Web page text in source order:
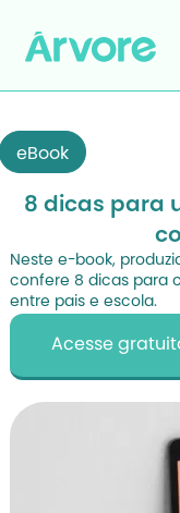
eBook
8 dicas para
Neste e-book,
confere 8 dicas para
entre pais e escola.
Acesse